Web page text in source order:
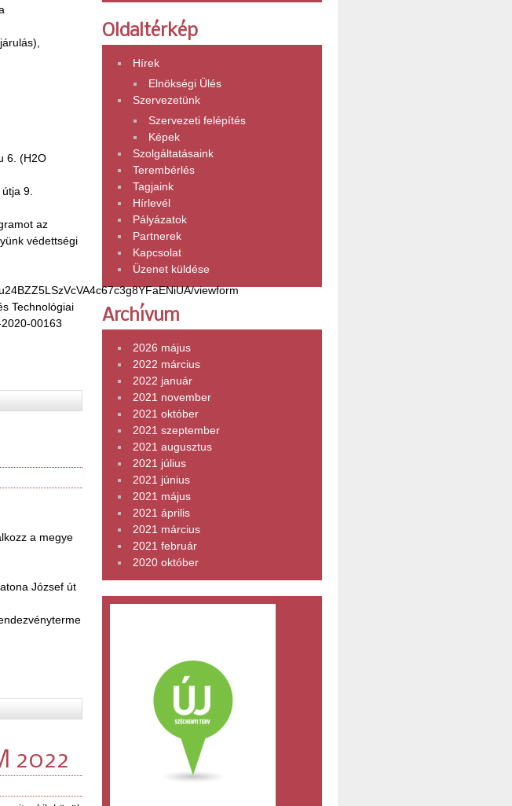
6. (H2O
9.
az
védettségi
viewform
Technológiai
00163
a megye
József út
2022
Oldaltérkép
Hírek
Elnökségi Ülés
Szervezetünk
Szervezeti felépítés
Képek
Szolgáltatásaink
Terembérlés
Tagjaink
Hírlevél
Pályázatok
Partnerek
Kapcsolat
Üzenet küldése
Archívum
2026 május
2022 március
2022 január
2021 november
2021 október
2021 szeptember
2021 augusztus
2021 július
2021 június
2021 május
2021 április
2021 március
2021 február
2020 október